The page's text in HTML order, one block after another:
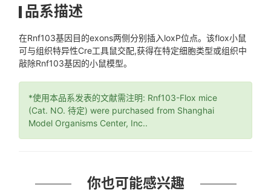
品系描述
在Rnf103基因目的exons两侧分别插入loxP位点。该flox小鼠
可与组织特异性Cre工具鼠交配,获得在特定细胞类型或组织中
敲除Rnf103基因的小鼠模型。
*使用本品系发表的文献需注明: Rnf103-Flox mice
(Cat. NO. 待定) were purchased from Shanghai
Model Organisms Center, Inc..
你也可能感兴趣